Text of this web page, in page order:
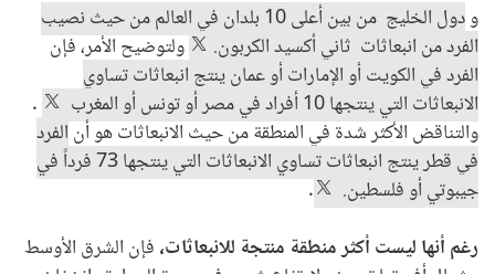
و
دول الخليج من بين أعلى 10 بلدان في العالم من حيث نصيب
الفرد من انبعاثات ثاني أكسيد الكربون.
ولتوضيح الأمر، فإن
الفرد في الكويت أو الإمارات أو عمان ينتج انبعاثات تساوي
الانبعاثات التي ينتجها 10 أفراد في مصر أو تونس أو المغرب
.
والتناقض الأكثر شدة في المنطقة من حيث الانبعاثات هو أن الفرد
في قطر ينتج انبعاثات تساوي الانبعاثات التي ينتجها 73 فرداً في
جيبوتي أو فلسطين.
.
رغم أنها ليست أكثر منطقة منتجة للانبعاثات، فإن الشرق الأوسط